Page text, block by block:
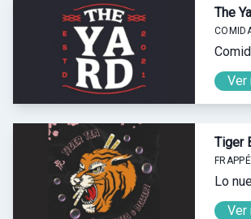
The
Ver
Tiger
Lo
Ver